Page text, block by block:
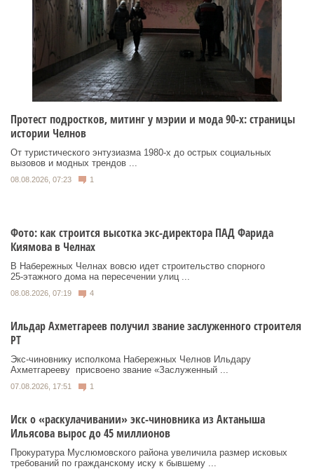
Протест подростков, митинг у мэрии и мода 90-х: страницы
истории Челнов
От туристического энтузиазма 1980‑х до острых социальных
вызовов и модных трендов ...
08.08.2026, 07:23 1
Фото: как строится высотка экс-директора ПАД Фарида
Киямова в Челнах
В Набережных Челнах вовсю идет строительство спорного
25‑этажного дома на пересечении улиц ...
08.08.2026, 07:19 4
Ильдар Ахметгареев получил звание заслуженного строителя
РТ
Экс‑чиновнику исполкома Набережных Челнов Ильдару
Ахметгарееву присвоено звание «Заслуженный ...
07.08.2026, 17:51 1
Иск о «раскулачивании» экс-чиновника из Актаныша
Ильясова вырос до 45 миллионов
Прокуратура Муслюмовского района увеличила размер исковых
требований по гражданскому иску к бывшему ...